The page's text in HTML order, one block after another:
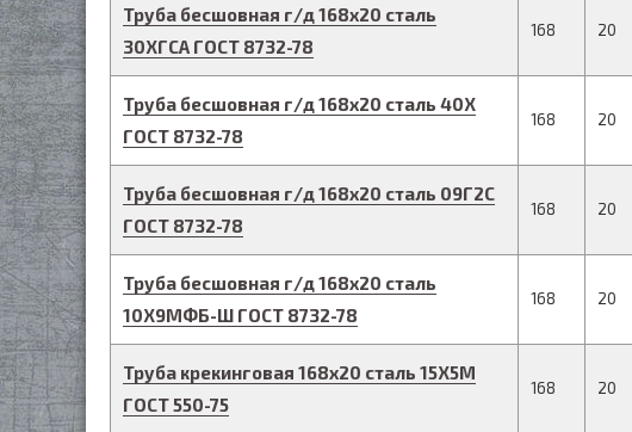
Труба бесшовная г/д168х20 сталь
30ХГСА ГОСТ 8732-78
168 20
Труба бесшовная г/д168х20 сталь 40Х
ГОСТ 8732-78
168 20
Труба бесшовная г/д168х20 сталь 09Г2С
ГОСТ 8732-78
168 20
Труба бесшовная г/д168х20 сталь
10Х9МФБ-Ш ГОСТ 8732-78
168 20
Труба крекинговая 168х20 сталь 15Х5М
ГОСТ 550-75
168 20